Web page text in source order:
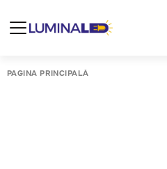
PAGINA PRINCIPALĂ